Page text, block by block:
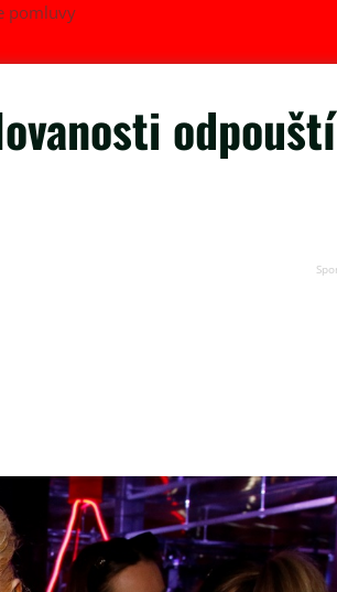
pomluvy
odpouští